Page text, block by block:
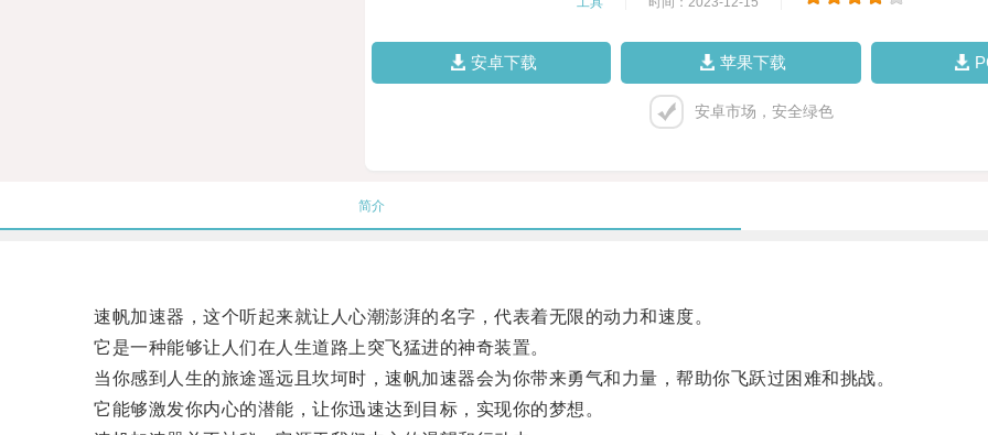
安卓下载 苹果下载
安卓市场，安全绿色
简介
速帆加速器，这个听起来就让人心潮澎湃的名字，代表着无限的动力和速度。
它是一种能够让人们在人生道路上突飞猛进的神奇装置。
当你感到人生的旅途遥远且坎坷时，速帆加速器会为你带来勇气和力量，帮助你飞跃过困难和挑战。
它能够激发你内心的潜能，让你迅速达到目标，实现你的梦想。